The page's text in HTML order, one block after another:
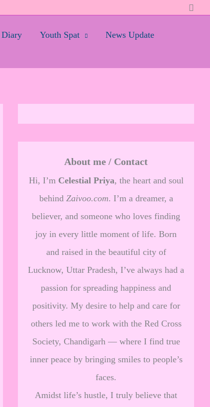
Diary Youth Spat
News Update
About me / Contact
Hi, I’m Celestial Priya, the heart and soul
behind Zaivoo.com. I’m a dreamer, a
believer, and someone who loves finding
joy in every little moment of life. Born
and raised in the beautiful city of
Lucknow, Uttar Pradesh, I’ve always had a
passion for spreading happiness and
positivity. My desire to help and care for
others led me to work with the Red Cross
Society, Chandigarh — where I find true
inner peace by bringing smiles to people’s
faces.
Amidst life’s hustle, I truly believe that